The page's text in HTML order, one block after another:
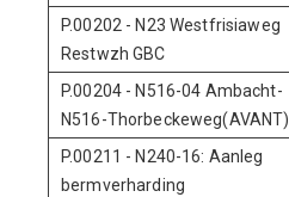
P.00202 - N23 Westfrisiaweg
Restwzh GBC
P.00204 - N516-04 Ambacht-
N516-Thorbeckeweg(AVANT)
P.00211 - N240-16: Aanleg
bermverharding